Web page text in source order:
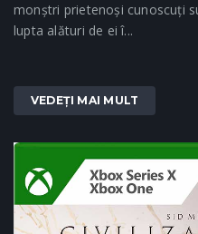
monștri prietenoși cunoscuți
lupta alături de ei î...
VEDEȚI MAI MULT